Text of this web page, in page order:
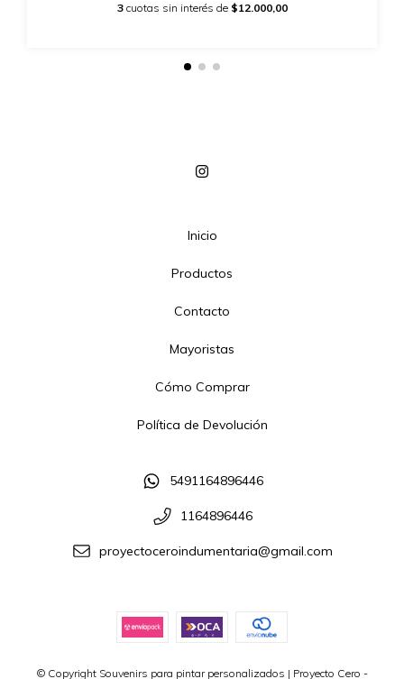
3 cuotas sin interés de $12.000,00
Inicio
Productos
Contacto
Mayoristas
Cómo Comprar
Política de Devolución
5491164896446
1164896446
proyectoceroindumentaria@gmail.com
© Copyright Souvenirs para pintar personalizados | Proyecto Cero -